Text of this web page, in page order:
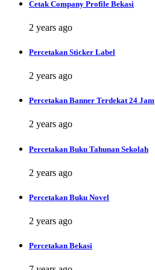
Cetak Company Profile Bekasi
2 years ago
Percetakan Sticker Label
2 years ago
Percetakan Banner Terdekat 24 Jam
2 years ago
Percetakan Buku Tahunan Sekolah
2 years ago
Percetakan Buku Novel
2 years ago
Percetakan Bekasi